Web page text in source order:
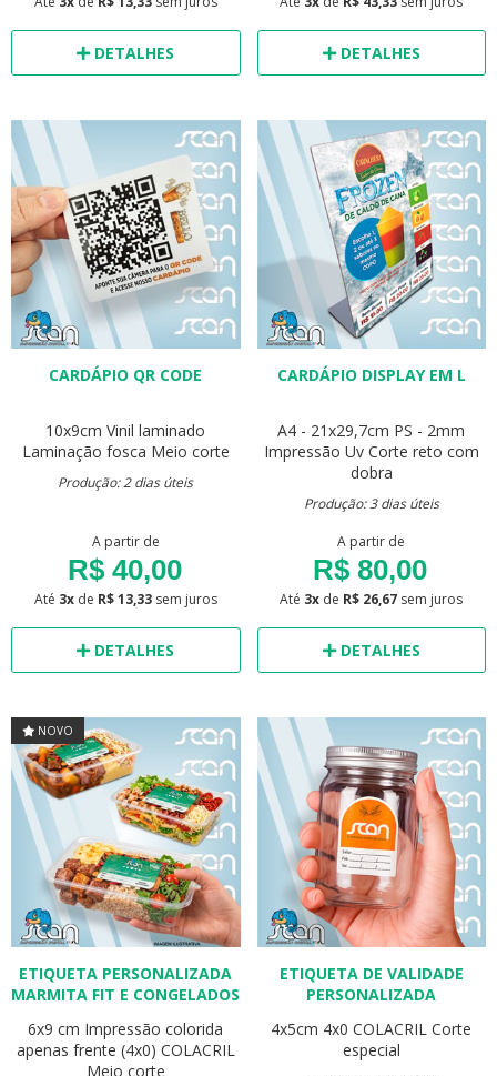
DETALHES DETALHES
CARDÁPIO QR CODE
10x9cm Vinil laminado
Laminação fosca Meio corte
Produção: 2 dias úteis
A partir de
R$ 40,00
Até 3xde R$ 13,33sem juros
DETALHES
CARDÁPIO DISPLAY EM L
A4 - 21x29,7cm PS - 2mm
Impressão Uv Corte reto com
dobra
Produção: 3 dias úteis
A partir de
R$ 80,00
Até 3x de R$ 26,67 sem juros
DETALHES
NOVO
ETIQUETA PERSONALIZADA
MARMITA FIT E CONGELADOS
6x9 cm Impressão colorida
apenas frente (4x0) COLACRIL
Meio corte
ETIQUETA DE VALIDADE
PERSONALIZADA
4x5cm 4x0 COLACRIL Corte
especial